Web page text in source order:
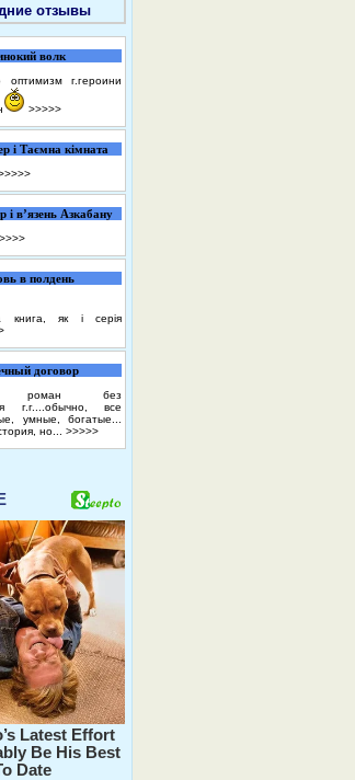
отзывы
волк
оптимизм г.героини
>>>>>
і Таємна кімната
і в’язень Азкабану
в полдень
книга, як і серія
договор
роман без
г.г....обычно, все
умные, богатые...
но... >>>>>
Latest Effort
Be His Best
Date